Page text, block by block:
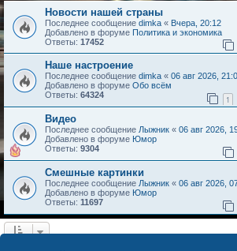
Новости нашей страны
Последнее сообщение dimka « Вчера, 20:12
Добавлено в форуме Политика и экономика
Ответы: 17452
Наше настроение
Последнее сообщение dimka « 06 авг 2026,
Добавлено в форуме Обо всём
Ответы: 64324 1
Видео
Последнее сообщение Лыжник « 06 авг 2026,
Добавлено в форуме Юмор
Ответы: 9304
Смешные картинки
Последнее сообщение Лыжник « 06 авг 2026,
Добавлено в форуме Юмор
Ответы: 11697